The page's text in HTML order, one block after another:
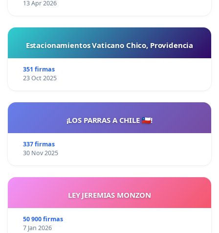
13 Apr 2026
Estacionamientos Vaticano Chico, Providencia
351 firmas
23 Oct 2025
¡LOS PARRAS A CHILE 🇨🇱!
337 firmas
30 Nov 2025
LEY JEREMIAS MONZON
50 900 firmas
7 Jan 2026